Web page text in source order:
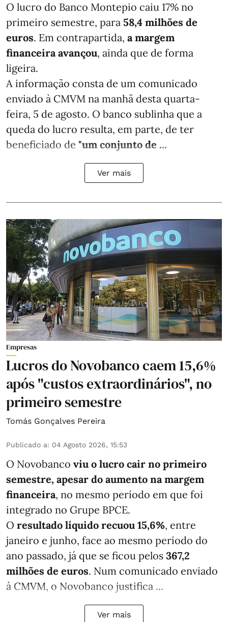
O lucro do Banco Montepio caiu 17% no
primeiro semestre, para 58,4 milhões de
euros. Em contrapartida, a margem
financeira avançou, ainda que de forma
ligeira.
A informação consta de um comunicado
enviado à CMVM na manhã desta quarta-
feira, 5 de agosto. O banco sublinha que a
queda do lucro resulta, em parte, de ter
beneficiado de "um conjunto de ...
Ver mais
Empresas
Lucros do Novobanco caem 15,6%
após "custos extraordinários", no
primeiro semestre
Tomás Gonçalves Pereira
Publicado a: 04 Agosto 2026, 15:53
O Novobanco viu o lucro cair no primeiro
semestre, apesar do aumento na margem
financeira, no mesmo período em que foi
integrado no Grupe BPCE.
O resultado líquido recuou 15,6%, entre
janeiro e junho, face ao mesmo período do
ano passado, já que se ficou pelos 367,2
milhões de euros. Num comunicado enviado
à CMVM, o Novobanco justifica ...
Ver mais